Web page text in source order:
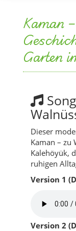
Kaman
Garten
Dieser
Kaman – zu
Kalehöyük,
ruhigen
Version 1
Version 2